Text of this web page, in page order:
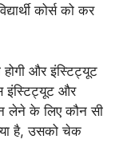
कोर्स को कर
होगी और इंस्टिट्यूट
इंस्टिट्यूट और
लेने के लिए कौन सी
है, उसको चेक